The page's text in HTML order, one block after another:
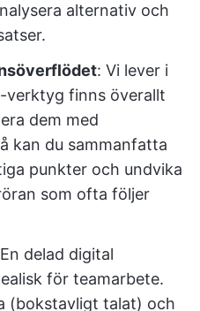
alternativ och
: Vi lever i
verktyg finns överallt
dem med
kan du sammanfatta
punkter och undvika
som ofta följer
delad digital
för teamarbete.
(bokstavligt talat) och